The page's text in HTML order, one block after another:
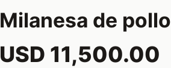
Milanesa de pollo
USD 11,500.00